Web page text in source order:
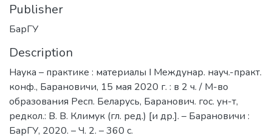
Publisher
БарГУ
Description
Наука – практике : материалы I Междунар. науч.-практ.
конф., Барановичи, 15 мая 2020 г. : в 2 ч. / М-во
образования Респ. Беларусь, Баранович. гос. ун-т,
редкол.: В. В. Климук (гл. ред.) [и др.]. – Барановичи :
БарГУ, 2020. – Ч. 2. – 360 с.